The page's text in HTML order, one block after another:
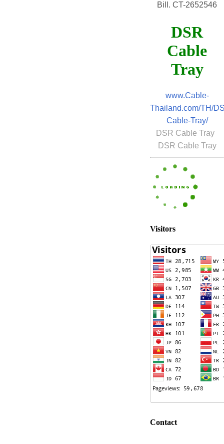
Bill. CT-2652546
DSR
Cable
Tray
www.Cable-
Thailand.com/TH/
Cable-Tray/
DSR Cable Tray
DSR Cable Tray
Visitors
Contact